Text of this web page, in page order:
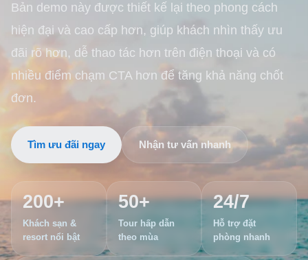
Bản demo này được thiết kế lại theo phong cách
hiện đại và cao cấp hơn, giúp khách nhìn thấy ưu
đãi rõ hơn, dễ thao tác hơn trên điện thoại và có
nhiều điểm chạm CTA hơn để tăng khả năng chốt
đơn.
Tìm ưu đãi ngay Nhận tư vấn nhanh
200+
Khách sạn &
resort nổi bật
50+
Tour hấp dẫn
theo mùa
24/7
Hỗ trợ đặt
phòng nhanh